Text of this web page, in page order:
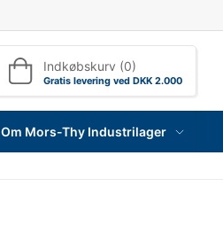
Indkøbskurv (0)
Gratis levering ved DKK 2.000
Om Mors-Thy Industrilager